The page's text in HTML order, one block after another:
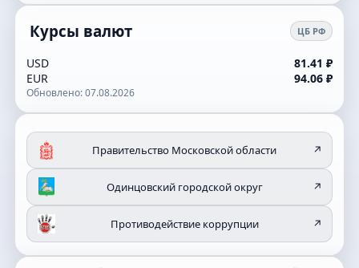
Курсы валют ЦБ РФ
USD
81.41 ₽
EUR
94.06 ₽
Обновлено: 07.08.2026
Правительство Московской области ↗
Одинцовский городской округ ↗
Противодействие коррупции ↗